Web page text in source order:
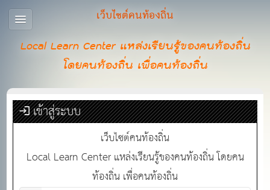
เว็บไซต์คนท้องถิ่น
Local Learn Center แหล่งเรียนรู้ของคนท้องถิ่น
โดยคนท้องถิ่น เพื่อคนท้องถิ่น
เข้าสู่ระบบ
เว็บไซต์คนท้องถิ่น
Local Learn Center แหล่งเรียนรู้ของคนท้องถิ่น โดยคน
ท้องถิ่น เพื่อคนท้องถิ่น